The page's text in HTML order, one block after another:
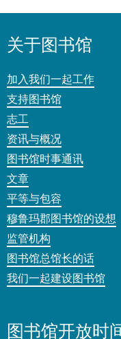
关于图书馆
加入我们一起工作
支持图书馆
志工
资讯与概况
图书馆时事通讯
文章
平等与包容
穆鲁玛郡图书馆的设想
监管机构
图书馆总馆长的话
我们一起建设图书馆
图书馆开放时